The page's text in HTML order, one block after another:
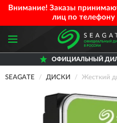
Внимание! Заказы
лиц по телефону
ОФИЦИАЛЬНЫЙ
SEAGATE ДИСКИ Жесткий